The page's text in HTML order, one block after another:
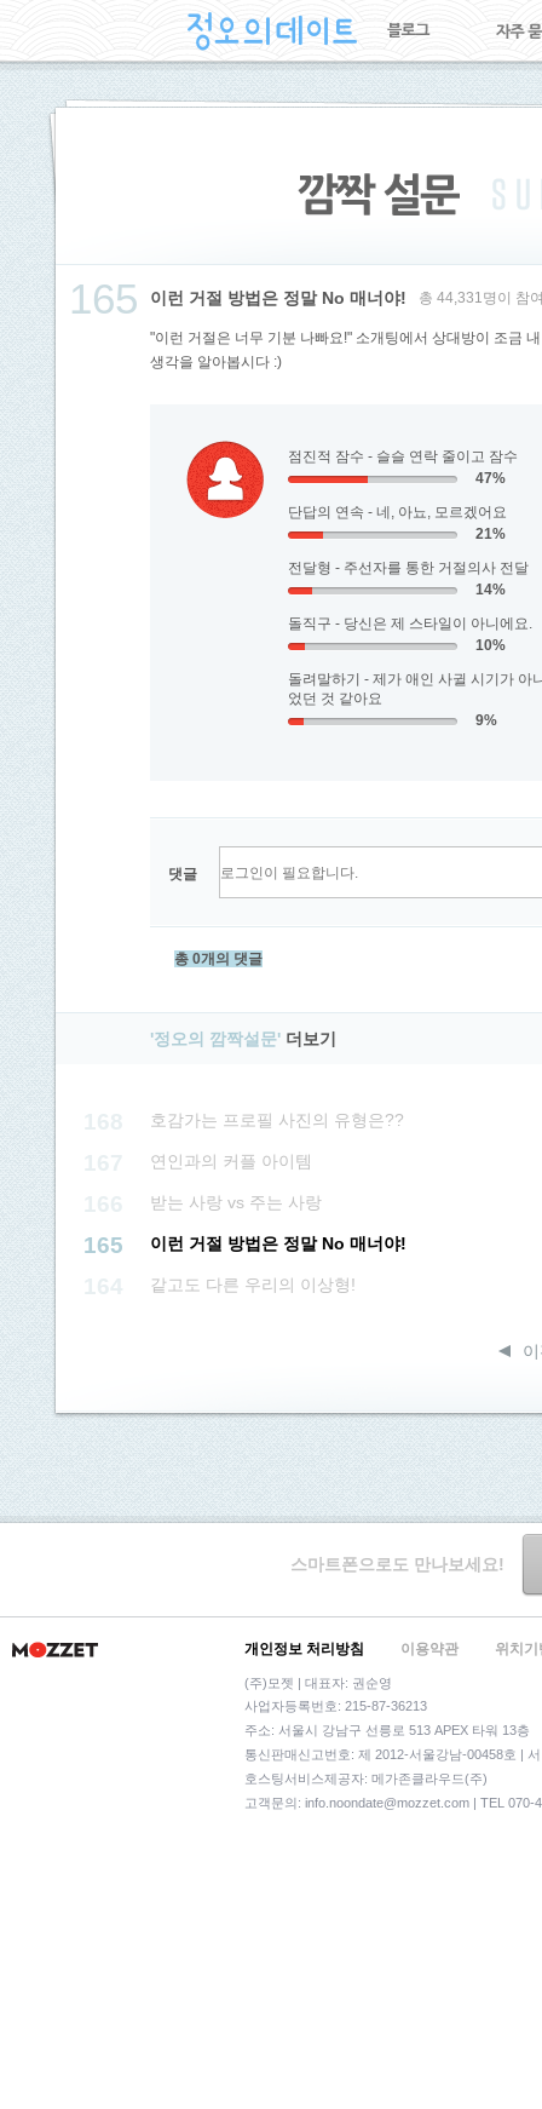
165 이런 거절 방법은 정말 No 매너야! 총 44,331명이 참
"이런 거절은 너무 기분 나빠요!" 소개팅에서 상대방이 조금
생각을 알아봅시다 :)
점진적 잠수 - 슬슬 연락 줄이고 잠수
47%
단답의 연속 - 네, 아뇨, 모르겠어요
21%
전달형 - 주선자를 통한 거절의사 전달
14%
돌직구 - 당신은 제 스타일이 아니에요.
10%
돌려말하기 - 제가 애인 사귈 시기가 아
었던 것 같아요
9%
댓글
총 0개의 댓글
'정오의 깜짝설문' 더보기
호감가는 프로필 사진의 유형은??
연인과의 커플 아이템
받는 사랑 vs 주는 사랑
165 이런 거절 방법은 정말 No 매너야!
같고도 다른 우리의 이상형!
스마트폰으로도 만나보세요!
개인정보 처리방침 이용약관 위치
(주)모젯 | 대표자: 권순영
사업자등록번호: 215-87-36213
주소: 서울시 강남구 선릉로 513 APEX 타워 13층
통신판매신고번호: 제 2012-서울강남-00458호 |
호스팅서비스제공자: 메가존클라우드(주)
고객문의: info.noondate@mozzet.com | TEL 070-